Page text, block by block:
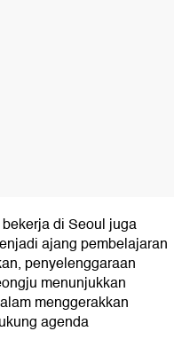
di Seoul juga
ajang pembelajaran
penyelenggaraan
menunjukkan
menggerakkan
agenda